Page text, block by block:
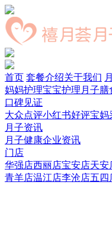
首页 套餐介绍关于我们
妈妈护理宝宝护理 月子膳
口碑见证
大众点评小红书好评宝妈
月子资讯
月子健康企业资讯
门店
华强店西丽店宝安店天安
青羊店温江店李沧店五四